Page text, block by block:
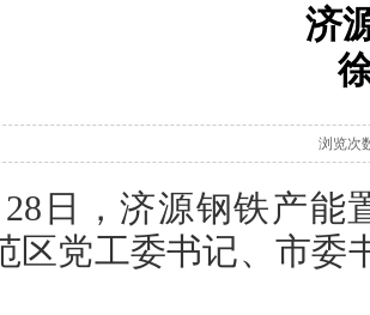
济
浏览次
28日，济源钢铁产
区党工委书记、市委